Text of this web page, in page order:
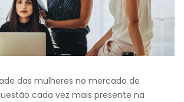
das mulheres no mercado de
cada vez mais presente na